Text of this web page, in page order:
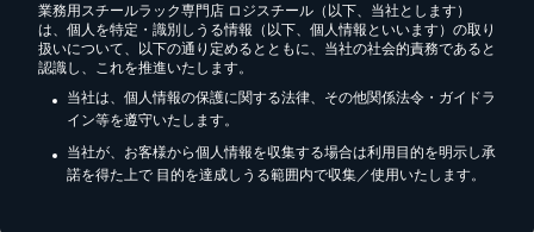
業務用スチールラック専門店 ロジスチール（以下、当社とします）
は、個人を特定・識別しうる情報（以下、個人情報といいます）の取り
扱いについて、以下の通り定めるとともに、当社の社会的責務であると
認識し、これを推進いたします。
当社は、個人情報の保護に関する法律、その他関係法令・ガイドラ
イン等を遵守いたします。
当社が、お客様から個人情報を収集する場合は利用目的を明示し承
諾を得た上で 目的を達成しうる範囲内で収集／使用いたします。